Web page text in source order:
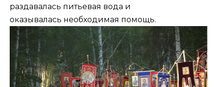
раздавалась питьевая вода и
оказывалась необходимая помощь.